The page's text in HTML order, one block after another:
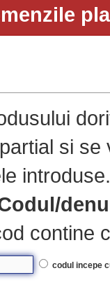
si
introduse.
contine
codul incepe